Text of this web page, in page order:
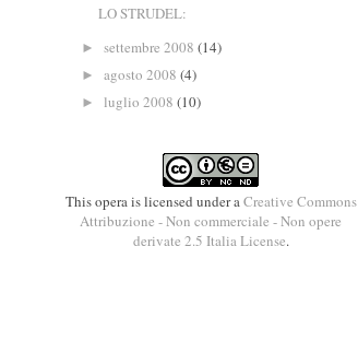
LO STRUDEL:
► settembre 2008 (14)
► agosto 2008 (4)
► luglio 2008 (10)
This opera is licensed under aCreative Commons
Attribuzione - Non commerciale - Non opere
derivate 2.5 Italia License.